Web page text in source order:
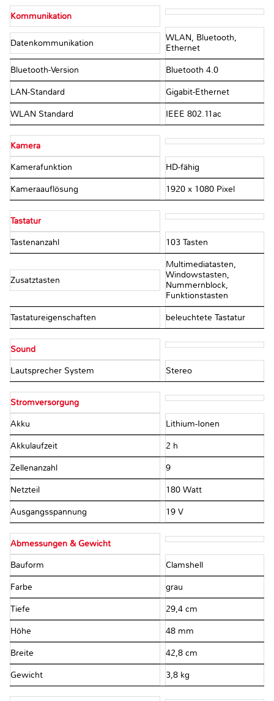
Kommunikation
Datenkommunikation
WLAN, Bluetooth,
Ethernet
Bluetooth-Version Bluetooth 4.0
LAN-Standard Gigabit-Ethernet
WLAN Standard IEEE 802.11ac
Kamera
Kamerafunktion HD-fähig
Kameraauflösung 1920 x 1080 Pixel
Tastatur
Tastenanzahl 103 Tasten
Zusatztasten
Multimediatasten,
Windowstasten,
Nummernblock,
Funktionstasten
Tastatureigenschaften beleuchtete Tastatur
Sound
Lautsprecher System Stereo
Stromversorgung
Akku Lithium-Ionen
Akkulaufzeit 2 h
Zellenanzahl 9
Netzteil 180 Watt
Ausgangsspannung 19 V
Abmessungen & Gewicht
Bauform Clamshell
Farbe grau
Tiefe 29,4 cm
Höhe 48 mm
Breite 42,8 cm
Gewicht 3,8 kg